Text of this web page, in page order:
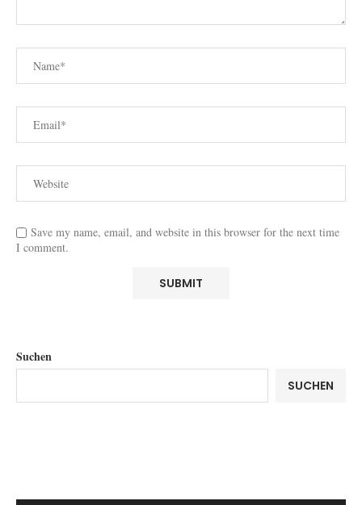
Save my name, email, and website in this browser for the next time
I comment.
Suchen
SUCHEN